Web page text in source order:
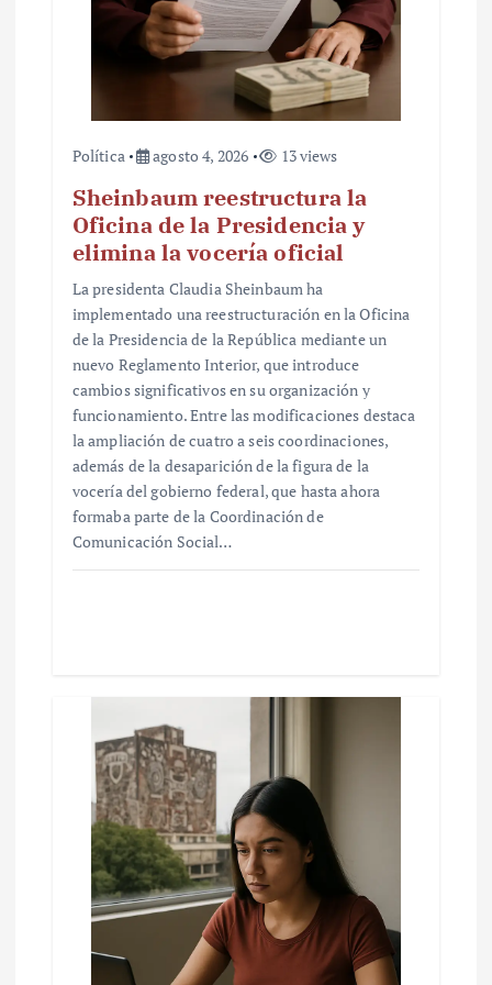
Política agosto 4, 2026 13 views
Sheinbaum reestructura la
Oficina de la Presidencia y
elimina la vocería oficial
La presidenta Claudia Sheinbaum ha
implementado una reestructuración en la Oficina
de la Presidencia de la República mediante un
nuevo Reglamento Interior, que introduce
cambios significativos en su organización y
funcionamiento. Entre las modificaciones destaca
la ampliación de cuatro a seis coordinaciones,
además de la desaparición de la figura de la
vocería del gobierno federal, que hasta ahora
formaba parte de la Coordinación de
Comunicación Social…